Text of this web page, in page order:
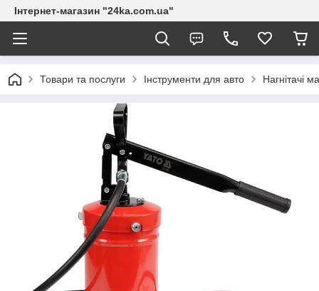
Інтернет-магазин "24ka.com.ua"
Товари та послуги Інструменти для авто Нагнітачі